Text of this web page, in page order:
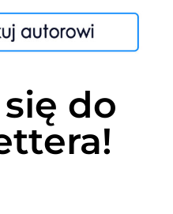
do